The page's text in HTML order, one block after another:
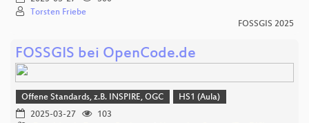
Torsten Friebe
FOSSGIS 2025
FOSSGIS bei OpenCode.de
Offene Standards, z.B. INSPIRE, OGC
HS1 (Aula)
2025-03-27
103